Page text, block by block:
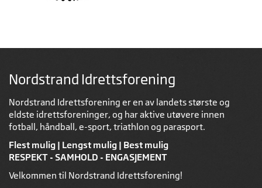
Nordstrand Idrettsforening
Nordstrand Idrettsforening er en av landets største og
eldste idrettsforeninger, og har aktive utøvere innen
fotball, håndball, e-sport, triathlon og parasport.
Flest mulig | Lengst mulig | Best mulig
RESPEKT - SAMHOLD - ENGASJEMENT
Velkommen til Nordstrand Idrettsforening!